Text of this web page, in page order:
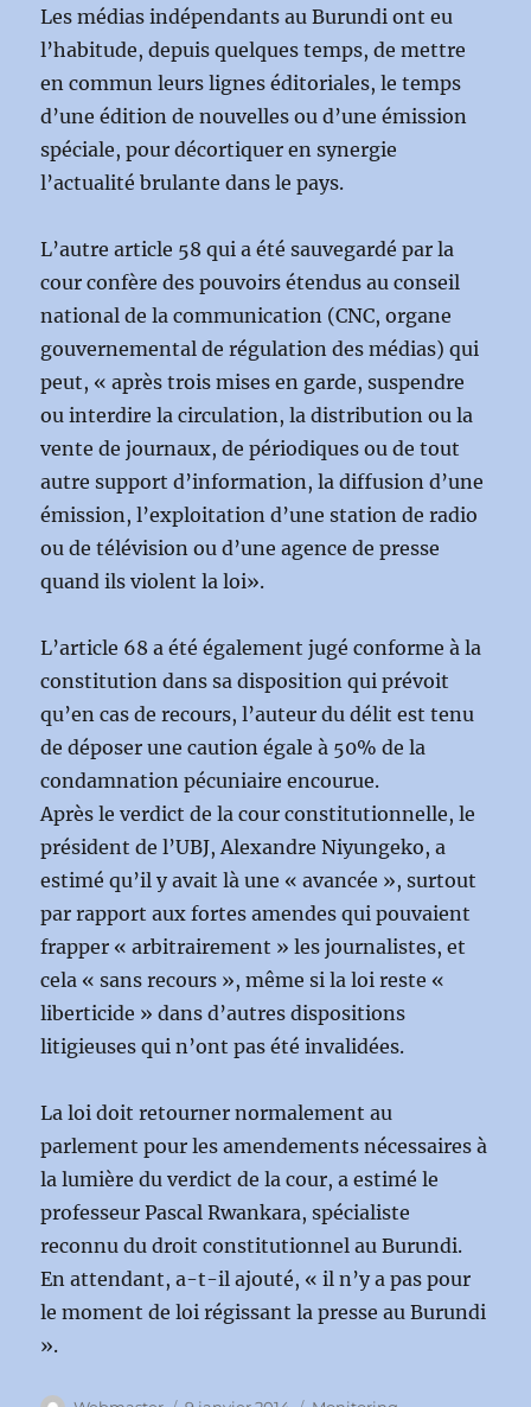
Les médias indépendants au Burundi ont eu
l’habitude, depuis quelques temps, de mettre
en commun leurs lignes éditoriales, le temps
d’une édition de nouvelles ou d’une émission
spéciale, pour décortiquer en synergie
l’actualité brulante dans le pays.
L’autre article 58 qui a été sauvegardé par la
cour confère des pouvoirs étendus au conseil
national de la communication (CNC, organe
gouvernemental de régulation des médias) qui
peut, « après trois mises en garde, suspendre
ou interdire la circulation, la distribution ou la
vente de journaux, de périodiques ou de tout
autre support d’information, la diffusion d’une
émission, l’exploitation d’une station de radio
ou de télévision ou d’une agence de presse
quand ils violent la loi».
L’article 68 a été également jugé conforme à la
constitution dans sa disposition qui prévoit
qu’en cas de recours, l’auteur du délit est tenu
de déposer une caution égale à 50% de la
condamnation pécuniaire encourue.
Après le verdict de la cour constitutionnelle, le
président de l’UBJ, Alexandre Niyungeko, a
estimé qu’il y avait là une « avancée », surtout
par rapport aux fortes amendes qui pouvaient
frapper « arbitrairement » les journalistes, et
cela « sans recours », même si la loi reste «
liberticide » dans d’autres dispositions
litigieuses qui n’ont pas été invalidées.
La loi doit retourner normalement au
parlement pour les amendements nécessaires à
la lumière du verdict de la cour, a estimé le
professeur Pascal Rwankara, spécialiste
reconnu du droit constitutionnel au Burundi.
En attendant, a-t-il ajouté, « il n’y a pas pour
le moment de loi régissant la presse au Burundi
».